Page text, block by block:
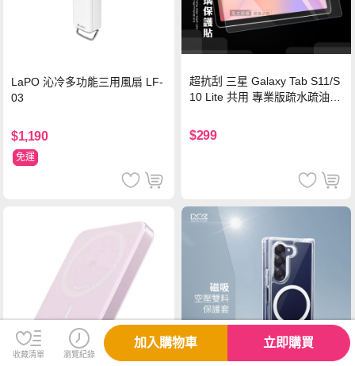
LaPO 沁冷多功能三用風扇 LF-
03
$1,190
免運
超抗刮 三星 Galaxy Tab S11/S
10 Lite 共用 專業版疏水疏油9
$299
收藏清單 瀏覽紀錄
加入購物車 立即購買